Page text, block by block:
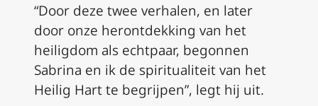
“Door deze twee verhalen, en later
door onze herontdekking van het
heiligdom als echtpaar, begonnen
Sabrina en ik de spiritualiteit van het
Heilig Hart te begrijpen”, legt hij uit.